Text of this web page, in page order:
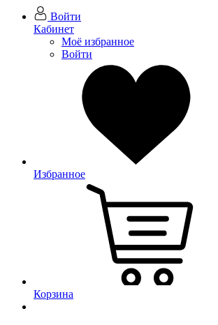
Войти
Кабинет
Моё избранное
Войти
Избранное
Корзина